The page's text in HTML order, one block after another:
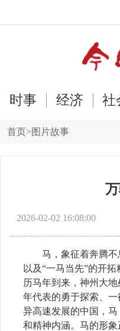
时事 经济 社
首页>图片故事
2026-02-02 16:08:00
马，象征着奔腾不
以及“一马当先”的开
历马年到来，神州大
年代表的勇于探索、
异高速发展的中国，
和精神内涵。马的形象